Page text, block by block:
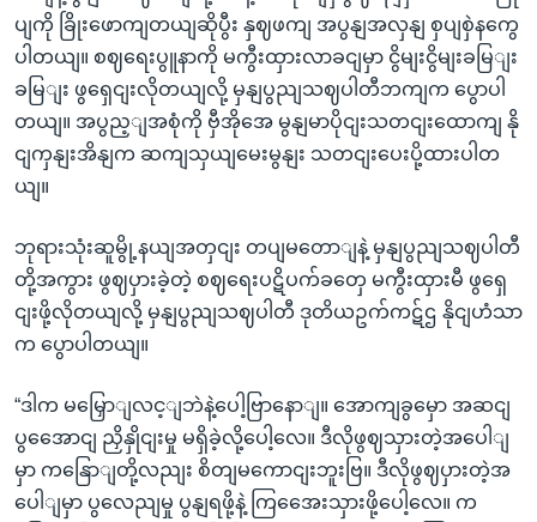
ပျကို ခြိုးဖောကျတယျဆိုပွီး နှဈဖကျ အပွနျအလှနျ စှပျစှဲနကွေ
ပါတယျ။ စဈရေးပွူနာကို မကွီးထှားလာခငျမှာ ငွိမျးငွိမျးခမြျး
ခမြျး ဖွရှေငျးလိုတယျလို့ မှနျပွညျသဈပါတီဘကျက ပွောပါ
တယျ။ အပွည့ျအစုံကို ဗှီအိုအေ မွနျမာပိုငျးသတငျးထောကျ နို
ငျကှနျးအိနျက ဆကျသှယျမေးမွနျး သတငျးပေးပို့ထားပါတ
ယျ။
ဘုရားသုံးဆူမွို့နယျအတှငျး တပျမတောျနဲ့ မှနျပွညျသဈပါတီ
တို့အကွား ဖွဈပှားခဲ့တဲ့ စဈရေးပဋိပက်ခတှေ မကွီးထှားမီ ဖွရှေ
ငျးဖို့လိုတယျလို့ မှနျပွညျသဈပါတီ ဒုတိယဥက်ကဋ်ဌ နိုငျဟံသာ
က ပွောပါတယျ။
“ဒါက မမြှောျလင့ျဘဲနဲ့ပေါ့ဗြာနောျ။ အောကျခွမှော အဆငျ
ပွအေောငျ ညှိနှိုငျးမှု မရှိခဲ့လို့ပေါ့လေ။ ဒီလိုဖွဈသှားတဲ့အပေါျ
မှာ ကနြောျတို့လညျး စိတျမကောငျးဘူးဗြ။ ဒီလိုဖွဈပှားတဲ့အ
ပေါျမှာ ပွလေညျမှု ပွနျရဖို့နဲ့ ကြအေေးသှားဖို့ပေါ့လေ။ က